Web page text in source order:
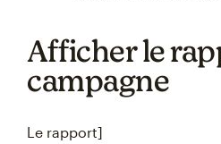
Afficher le
campagne
Le rapport]